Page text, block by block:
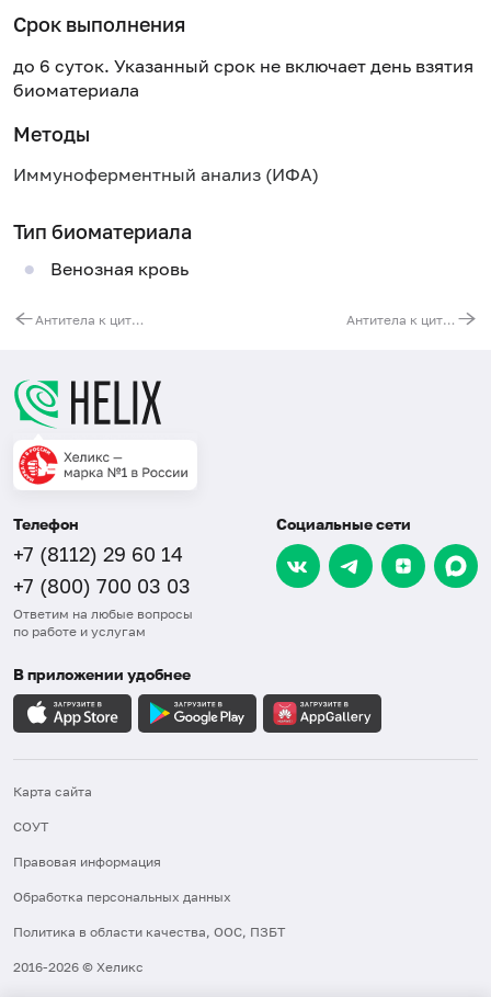
Срок выполнения
до 6 суток. Указанный срок не включает день взятия
биоматериала
Методы
Иммуноферментный анализ (ИФА)
Тип биоматериала
Венозная кровь
Антитела к цитоплазматическому антигену SS-B(La) (Анти-La/SS-B) Антитела к цитоплазматическому антигену Jo (Анти-Jo)
Телефон
+7 (8112) 29 60 14
+7 (800) 700 03 03
Ответим на любые вопросы
по работе и услугам
Социальные сети
В приложении удобнее
Карта сайта
СОУТ
Правовая информация
Обработка персональных данных
Политика в области качества, ООС, ПЗБТ
2016-2026 © Хеликс